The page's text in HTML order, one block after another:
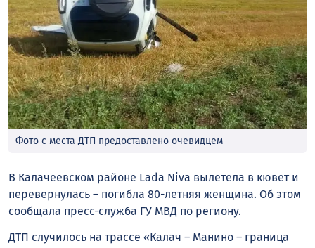
Фото с места ДТП предоставлено очевидцем
В Калачеевском районе Lada Niva вылетела в кювет и
перевернулась – погибла 80-летняя женщина. Об этом
сообщала пресс-служба ГУ МВД по региону.
ДТП случилось на трассе «Калач – Манино – граница